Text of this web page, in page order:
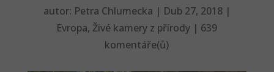
autor: Petra Chlumecka | Dub 27, 2018|
Evropa, Živé kamery z přírody | 639
komentáře(ů)